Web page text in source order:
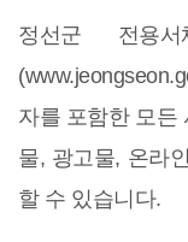
정선군 전용
자를 포함한 모든
물, 광고물, 온라
할 수 있습니다.